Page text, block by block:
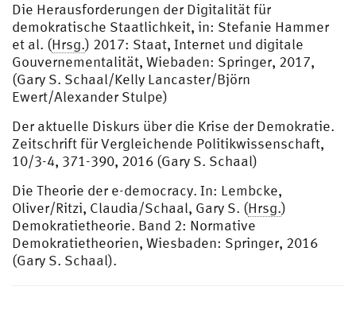
Die Herausforderungen der Digitalität für
demokratische Staatlichkeit, in: Stefanie Hammer
et al. (Hrsg.) 2017: Staat, Internet und digitale
Gouvernementalität, Wiebaden: Springer, 2017,
(Gary S. Schaal/Kelly Lancaster/Björn
Ewert/Alexander Stulpe)
Der aktuelle Diskurs über die Krise der Demokratie.
Zeitschrift für Vergleichende Politikwissenschaft,
10/3-4, 371-390, 2016 (Gary S. Schaal)
Die Theorie der e-democracy. In: Lembcke,
Oliver/Ritzi, Claudia/Schaal, Gary S. (Hrsg.)
Demokratietheorie. Band 2: Normative
Demokratietheorien, Wiesbaden: Springer, 2016
(Gary S. Schaal).